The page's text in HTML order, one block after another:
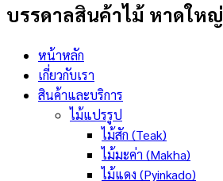
บรรดาลสินค้าไม้ หาดใหญ่
หน้าหลัก
เกี่ยวกับเรา
สินค้าและบริการ
ไม้แปรรูป
ไม้สัก (Teak)
ไม้มะค่า (Makha)
ไม้แดง (Pyinkado)